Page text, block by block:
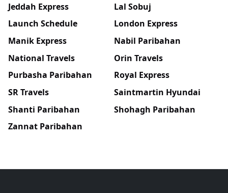
Jeddah Express
Lal Sobuj
Launch Schedule
London Express
Manik Express
Nabil Paribahan
National Travels
Orin Travels
Purbasha Paribahan
Royal Express
SR Travels
Saintmartin Hyundai
Shanti Paribahan
Shohagh Paribahan
Zannat Paribahan